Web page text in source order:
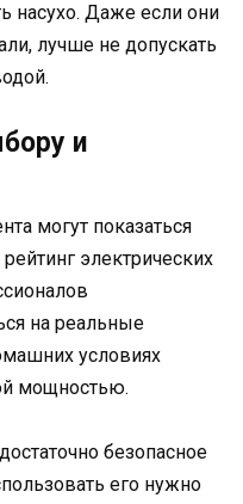
насухо. Даже если они
лучше не допускать
и
могут показаться
электрических
на реальные
условиях
мощностью.
безопасное
его нужно